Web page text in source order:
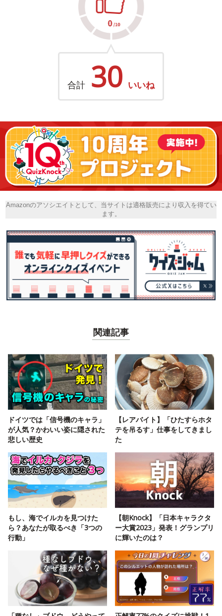
合計 30 いいね
Amazonのアソシエイトとして、当サイトは適格販売により収入を得てい
ます。
関連記事
ドイツでは「信号機のキャラ」
が人気？かわいい姿に隠された
悲しい歴史
【レアバイト】「ひたすらホタ
テを吊るす」仕事をしてきまし
た
もし、海でイルカを見つけた
ら？あなたが取るべき「3つの
行動」
【朝Knock】「日本キャラクタ
ー大賞2023」発表！グランプリ
に輝いたのは？